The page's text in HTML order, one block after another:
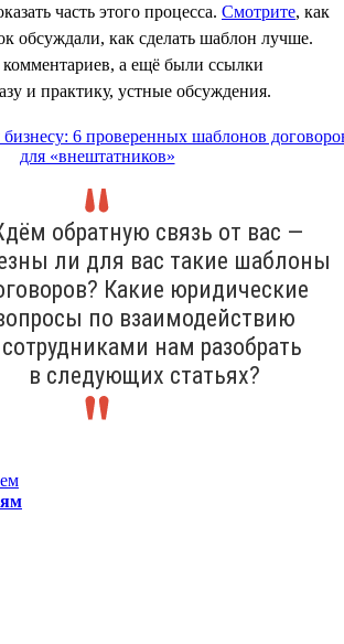
часть этого процесса. Смотрите, как
обсуждали, как сделать шаблон лучше.
комментариев, а ещё были ссылки
и практику, устные обсуждения.
обратную связь от вас —
ли для вас такие шаблоны
Какие юридические
по взаимодействию
нам разобрать
в следующих статьях?